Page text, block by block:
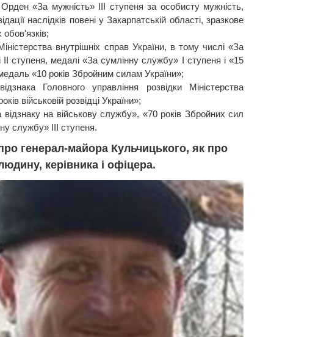
«За мужність» ІІІ ступеня за особисту мужність,
наслідків повені у Закарпатській області, зразкове
внутрішніх справ України, в тому числі «За
II ступеня, медалі «За сумлінну службу» I ступеня і «15
«10 років Збройним силам України»;
Головного управління розвідки Міністерства
військовій розвідці України»;
на військову службу», «70 років Збройних сил
службу» III ступеня.
генерал-майора Кульчицького, як про
керівника і офіцера.